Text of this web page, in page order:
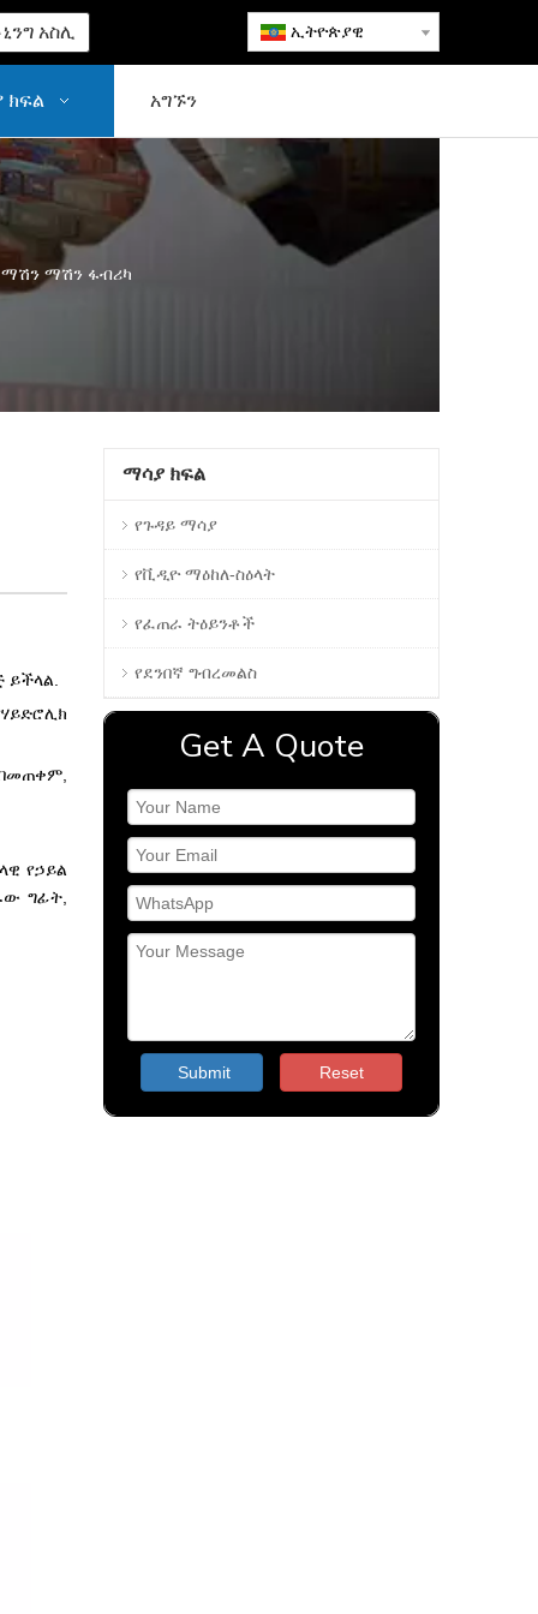
አስሊ ኢትዮጵያዊ
ክፍል አግኙን
ማሽን ማሽን ፋብሪካ
ይችላል.
የኃይል
ግፊት,
ማሳያ ክፍል
የጉዳይ ማሳያ
የቪዲዮ ማዕከለ-ስዕላት
የፈጠራ ትዕይንቶች
የደንበኛ ግብረመልስ
Get A Quote
Submit Reset